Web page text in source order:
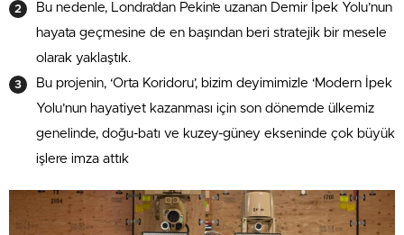
Bu nedenle, Londra’dan Pekin’e uzanan Demir İpek Yolu’nun
hayata geçmesine de en başından beri stratejik bir mesele
olarak yaklaştık.
Bu projenin, ‘Orta Koridoru’, bizim deyimimizle ‘Modern İpek
Yolu’nun hayatiyet kazanması için son dönemde ülkemiz
genelinde, doğu-batı ve kuzey-güney ekseninde çok büyük
işlere imza attık